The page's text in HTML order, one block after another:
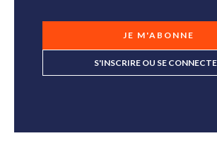
JE M'ABONNE
S'INSCRIRE OU SE